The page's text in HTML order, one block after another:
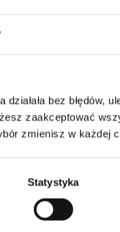
bez błędów,
zaakceptować
zmienisz w każdej
Statystyka
lokalu
rachunków
deweloperowi na
z harmonogramem
budowy, ale nie
następuje z etapu
ich realizacji są